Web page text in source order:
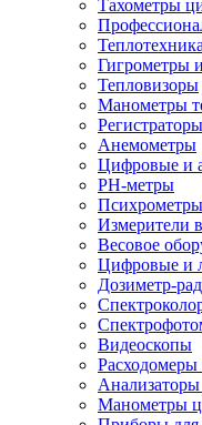
Тахометры
Теплотехника
Гигрометры
Тепловизоры
Манометры
Анемометры
Цифровые и
PH-метры
Психрометры
Измерители
Весовое
Цифровые и
Дозиметр-
Видеоскопы
Расходомеры
Манометры